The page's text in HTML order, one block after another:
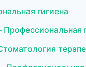
гигиена